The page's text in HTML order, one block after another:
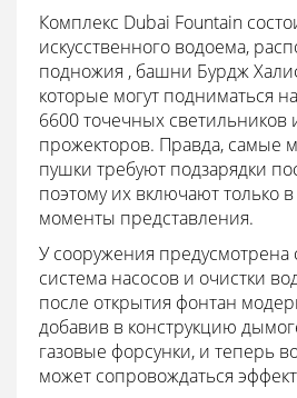
Комплекс Dubai Fountain
искусственного водоема,
подножия , башни Бурдж
которые могут подниматься
6600 точечных светильников
прожекторов. Правда, самые
пушки требуют подзарядки
поэтому их включают только
моменты представления.
У сооружения предусмотрена
система насосов и очистки
после открытия фонтан
добавив в конструкцию
газовые форсунки, и теперь
может сопровождаться